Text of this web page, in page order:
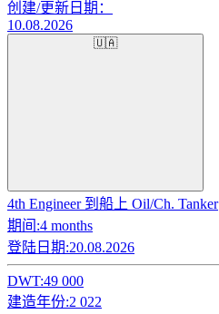
创建/更新日期：
10.08.2026
🇺🇦
4th Engineer 到船上 Oil/Ch. Tanker
期间:4 months
登陆日期:20.08.2026
DWT:49 000
建造年份:2 022